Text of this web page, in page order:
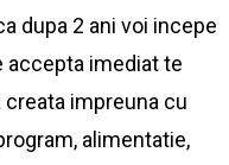
dupa 2 ani voi incepe
accepta imediat te
impreuna cu
alimentatie,